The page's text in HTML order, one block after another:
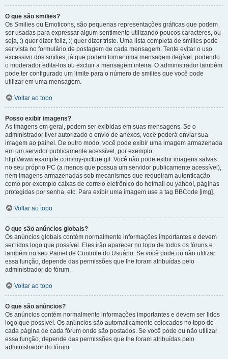
O que são smilies?
Os Smilies ou Emoticons, são pequenas representações gráficas que podem
ser usadas para expressar algum sentimento utilizando poucos caracteres, ou
seja, :) quer dizer feliz, :( quer dizer triste. Uma lista completa de smilies pode
ser vista no formulário de postagem de cada mensagem. Tente evitar o uso
excessivo dos smilies, já que podem tornar uma mensagem ilegível, podendo
o moderador edita-los ou excluir a mensagem inteira. O administrador também
pode ter configurado um limite para o número de smilies que você pode
utilizar em uma mensagem.
Voltar ao topo
Posso exibir imagens?
As imagens em geral, podem ser exibidas em suas mensagens. Se o
administrador tiver autorizado o envio de anexos, você poderá enviar sua
imagem ao painel. De outro modo, você pode exibir uma imagem armazenada
em um servidor publicamente acessível, por exemplo
http://www.example.com/my-picture.gif. Você não pode exibir imagens salvas
no seu próprio PC (a menos que possua um servidor publicamente acessível),
nem imagens armazenadas sob mecanismos que requeiram autenticação,
como por exemplo caixas de correio eletrônico do hotmail ou yahoo!, páginas
protegidas por senha, etc. Para exibir uma imagem use a tag BBCode [img].
Voltar ao topo
O que são anúncios globais?
Os anúncios globais contém normalmente informações importantes e devem
ser lidos logo que possível. Eles irão aparecer no topo de todos os fóruns e
também no seu Painel de Controle do Usuário. Se você pode ou não utilizar
essa função, depende das permissões que lhe foram atribuídas pelo
administrador do fórum.
Voltar ao topo
O que são anúncios?
Os anúncios contém normalmente informações importantes e devem ser lidos
logo que possível. Os anúncios são automaticamente colocados no topo de
cada página de cada fórum onde são postados. Se você pode ou não utilizar
essa função, depende das permissões que lhe foram atribuídas pelo
administrador do fórum.